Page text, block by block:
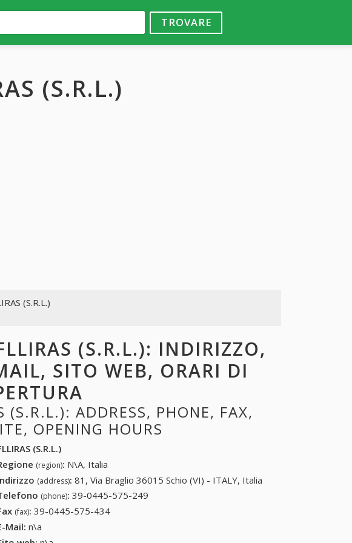
TROVARE
(S.R.L.)
(S.R.L.)
(S.R.L.): INDIRIZZO,
SITO WEB, ORARI DI
(S.R.L.): ADDRESS, PHONE, FAX,
OPENING HOURS
(S.R.L.)
(region): N\A, Italia
(address): 81, Via Braglio 36015 Schio (VI) - ITALY, Italia
(phone): 39-0445-575-249
(fax): 39-0445-575-434
Mail: n\a